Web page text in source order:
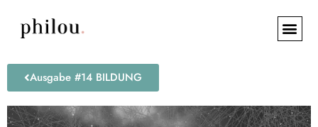
Ausgabe #14 BILDUNG